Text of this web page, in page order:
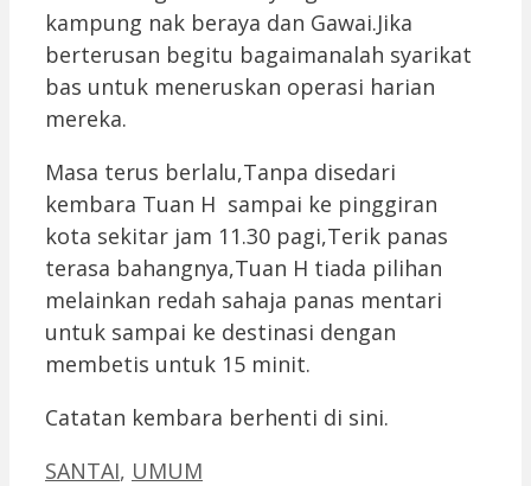
kampung nak beraya dan Gawai.Jika
berterusan begitu bagaimanalah syarikat
bas untuk meneruskan operasi harian
mereka.
Masa terus berlalu,Tanpa disedari
kembara Tuan H sampai ke pinggiran
kota sekitar jam 11.30 pagi,Terik panas
terasa bahangnya,Tuan H tiada pilihan
melainkan redah sahaja panas mentari
untuk sampai ke destinasi dengan
membetis untuk 15 minit.
Catatan kembara berhenti di sini.
Categories
SANTAI, UMUM